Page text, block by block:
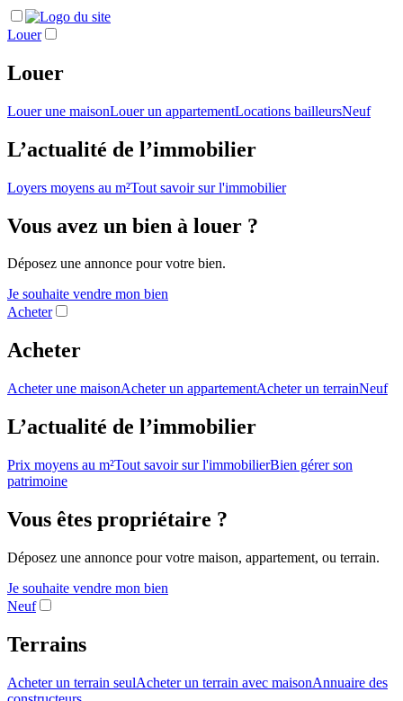
Louer
Louer
Louer une maisonLouer un appartementLocations bailleursNeuf
L’actualité de l’immobilier
Loyers moyens au m²Tout savoir sur l'immobilier
Vous avez un bien à louer ?
Déposez une annonce pour votre bien.
Je souhaite vendre mon bien
Acheter
Acheter
Acheter une maisonAcheter un appartementAcheter un terrainNeuf
L’actualité de l’immobilier
Prix moyens au m²Tout savoir sur l'immobilierBien gérer son
patrimoine
Vous êtes propriétaire ?
Déposez une annonce pour votre maison, appartement, ou terrain.
Je souhaite vendre mon bien
Neuf
Terrains
Acheter un terrain seulAcheter un terrain avec maisonAnnuaire des